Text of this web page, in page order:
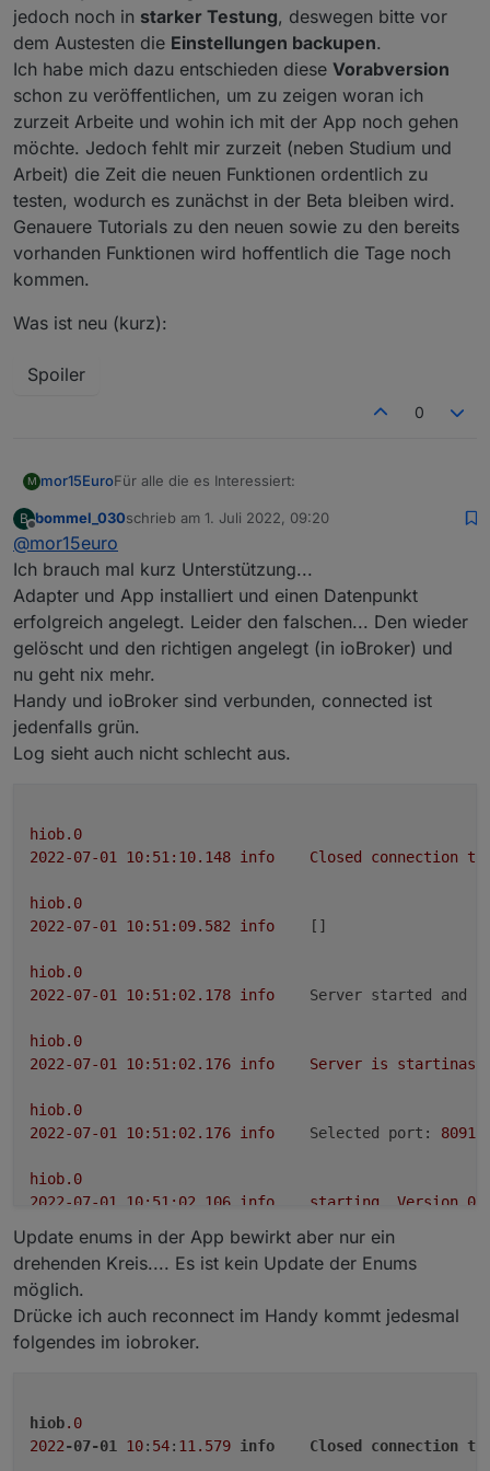
jedoch noch in starker Testung, deswegen bitte vor
dem Austesten die Einstellungen backupen.
Ich habe mich dazu entschieden diese Vorabversion
schon zu veröffentlichen, um zu zeigen woran ich
zurzeit Arbeite und wohin ich mit der App noch gehen
möchte. Jedoch fehlt mir zurzeit (neben Studium und
Arbeit) die Zeit die neuen Funktionen ordentlich zu
testen, wodurch es zunächst in der Beta bleiben wird.
Genauere Tutorials zu den neuen sowie zu den bereits
vorhanden Funktionen wird hoffentlich die Tage noch
kommen.
Was ist neu (kurz):
Spoiler
0
M mor15EuroFür alle die es Interessiert:
Ich habe bereits eine neue Version in die Beta
Version vom Play Store hochgeladen. Diese
befindet sich jedoch noch in
deswegen bitte vor dem Austesten die
Einstellungen backupen.
Ich habe mich dazu entschieden diese
Vorabversionschon zu veröffentlichen, um zu
zeigen woran ich zurzeit Arbeite und wohin ich mit
zurzeit (neben Studium und Arbeit) die Zeit die
neuen Funktionen ordentlich zu testen, wodurch
es zunächst in der Beta bleiben wird.
Was ist neu (kurz):
Spoiler
B
Offline
bommel_030schrieb am 1. Juli 2022, 09:20
zuletzt editiert von
@mor15euro
Ich brauch mal kurz Unterstützung...
Adapter und App installiert und einen Datenpunkt
erfolgreich angelegt. Leider den falschen... Den wieder
gelöscht und den richtigen angelegt (in ioBroker) und
nu geht nix mehr.
Handy und ioBroker sind verbunden, connected ist
jedenfalls grün.
Log sieht auch nicht schlecht aus.
hiob.0
info Closed connection to
hiob.0
info
hiob.0
info Server started and
hiob.0
info Server is
hiob.0
info Selected port: 8091
hiob.0
info starting. Version
hiob.0
2022-07-01 10:51:01.801 debug States connected to
hiob.0
hiob.0
Update enums in der App bewirkt aber nur ein
drehenden Kreis.... Es ist kein Update der Enums
möglich.
Drücke ich auch reconnect im Handy kommt jedesmal
folgendes im iobroker.
hiob.0
2022-07-01 10: 54: 11.579 info Closed connection to